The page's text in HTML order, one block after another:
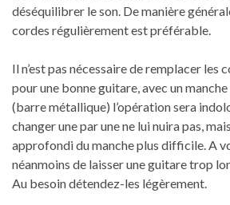
déséquilibrer le son. De manière
cordes régulièrement est préférable.
Il n’est pas nécessaire de remplacer les
pour une bonne guitare, avec un
(barre métallique) l’opération sera
changer une par une ne lui nuira pas,
approfondi du manche plus difficile. A
néanmoins de laisser une guitare trop
Au besoin détendez-les légèrement.